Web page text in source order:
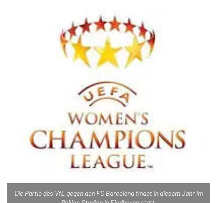
Die Partie des VfL gegen den FC Barcelona findet in diesem Jahr im